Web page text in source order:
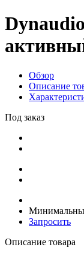
Обзор
Описание
Под заказ
Запросить
Описание товара